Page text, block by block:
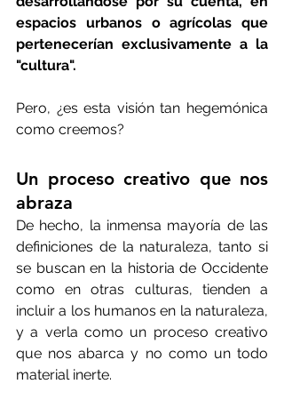
espacios urbanos o agrícolas que
pertenecerían exclusivamente a la
"cultura".
Pero, ¿es esta visión tan hegemónica
como creemos?
Un proceso creativo que nos
abraza
De hecho, la inmensa mayoría de las
definiciones de la naturaleza, tanto si
se buscan en la historia de Occidente
como en otras culturas, tienden a
incluir a los humanos en la naturaleza,
y a verla como un proceso creativo
que nos abarca y no como un todo
material inerte.